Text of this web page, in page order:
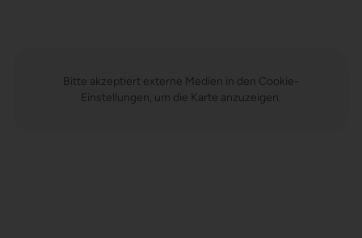
Bitte akzeptiert externe Medien in den Cookie-
Einstellungen, um die Karte anzuzeigen.